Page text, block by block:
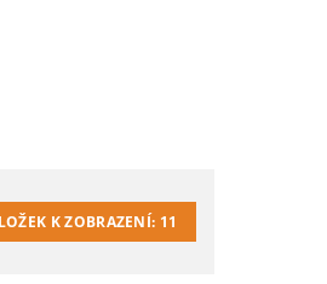
K ZOBRAZENÍ: 11